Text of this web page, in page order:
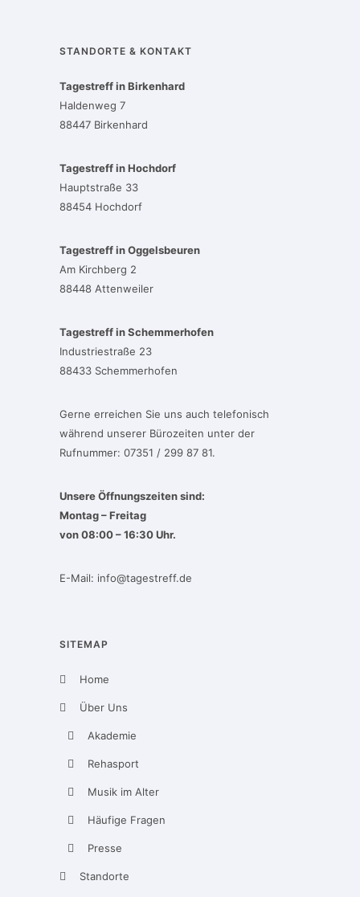
STANDORTE & KONTAKT
Tagestreff in Birkenhard
Haldenweg 7
88447 Birkenhard
Tagestreff in Hochdorf
Hauptstraße 33
88454 Hochdorf
Tagestreff in Oggelsbeuren
Am Kirchberg 2
88448 Attenweiler
Tagestreff in Schemmerhofen
Industriestraße 23
88433 Schemmerhofen
Gerne erreichen Sie uns auch telefonisch
während unserer Bürozeiten unter der
Rufnummer: 07351 / 299 87 81.
Unsere Öffnungszeiten sind:
Montag – Freitag
von 08:00 – 16:30 Uhr.
E-Mail: info@tagestreff.de
SITEMAP
Home
Über Uns
Akademie
Rehasport
Musik im Alter
Häufige Fragen
Presse
Standorte